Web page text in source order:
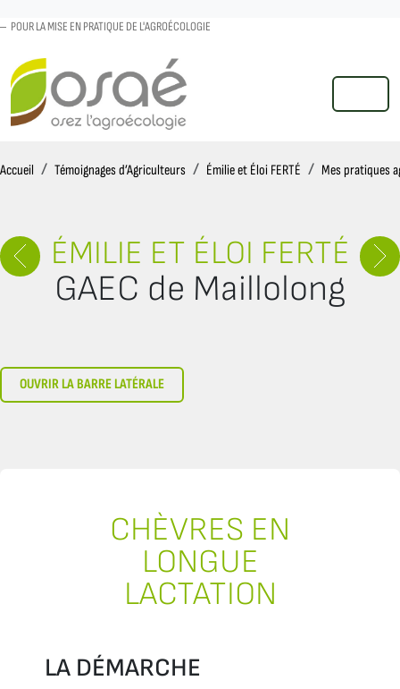
POUR LA MISE EN PRATIQUE DE L'AGROÉCOLOGIE
MENU
Accueil AccueilTémoignages d’Agriculteurs Émilie et Éloi FERTÉ Mes pratiques
ÉMILIE ET ÉLOI FERTÉ
GAEC de Maillolong
OUVRIR LA BARRE LATÉRALE
CHÈVRES EN
LONGUE
LACTATION
LA DÉMARCHE